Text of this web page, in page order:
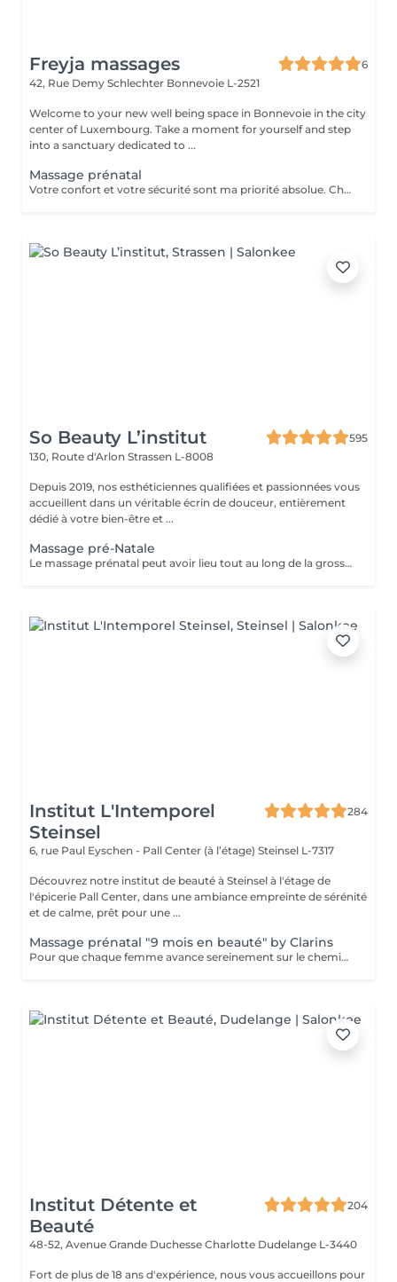
Freyja massages
6
42, Rue Demy Schlechter Bonnevoie L-2521
Welcome to your new well being space in Bonnevoie in the city
center of Luxembourg. Take a moment for yourself and step
into a sanctuary dedicated to ...
Massage prénatal
Votre confort et votre sécurité sont ma priorité absolue. Chaque séance est adaptée à votre trimestre, à vos zones de tension, à ce que vous traversez ce jour-là. Vous êtes accueillie dans un espace chaleureux, calme, entièrement dédié à votre bien-être. Le massage prénatal est pratiqué en position confortable, avec des huiles douces et naturelles, dès le deuxième trimestre de grossesse. Ensemble nous pourrons soulager les douleurs du dos, des hanches et des jambes, réduire les tensions et le stress du quotidien, diminuer les dèmes et favoriser la circulation sanguine, favoriser un sommeil plus profond et réparateur.
So Beauty L’institut
595
130, Route d'Arlon Strassen L-8008
Depuis 2019, nos esthéticiennes qualifiées et passionnées vous
accueillent dans un véritable écrin de douceur, entièrement
dédié à votre bien-être et ...
Massage pré-Natale
Le massage prénatal peut avoir lieu tout au long de la grossesse (dès 3 mois). Il a des vertus relaxantes et hydratantes et permet aussi d'améliorer les sensations de jambes lourdes et les petits maux de dos. Aucune contre-indication médicale n'existe.
Institut L'Intemporel
Steinsel
284
6, rue Paul Eyschen - Pall Center (à l’étage) Steinsel L-7317
Découvrez notre institut de beauté à Steinsel à l'étage de
l'épicerie Pall Center, dans une ambiance empreinte de sérénité
et de calme, prêt pour une ...
Massage prénatal "9 mois en beauté" by Clarins
Pour que chaque femme avance sereinement sur le chemin de la maternité, Clarins a mis au point un Soin cocooning qui décontracte les tensions, allège les jambes, améliore l'élasticité de la peau et aide à prévenir les marques de grossesse.
Institut Détente et
Beauté
204
48-52, Avenue Grande Duchesse Charlotte Dudelange L-3440
Fort de plus de 18 ans d'expérience, nous vous accueillons pour